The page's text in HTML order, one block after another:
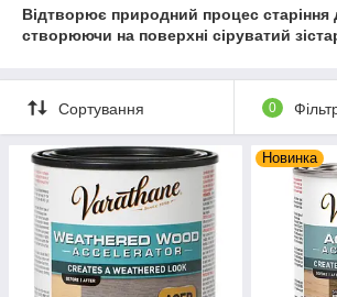
Відтворює природний процес старіння
створюючи на поверхні сіруватий
Сортування 0
Новинка